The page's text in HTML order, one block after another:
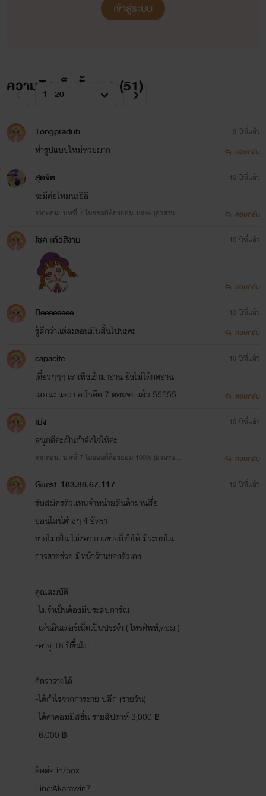
เข้าสู่ระบบ
ความคิดเห็นทั้งหมด (51)
Tongpradub
ทำรูปแบบใหม่ห่วยมาก
8 ปีที่แล้ว
ตอบกลับ
สุดจิต​
จะมีต่อไหมนะอิอิ
จากตอน: บทที่ 7 ไม่ยอมก็ต้องยอม 100% (อวสาน)
10 ปีที่แล้ว
ตอบกลับ
โชค แก้วสีงาม 10 ปีที่แล้ว
ตอบกลับ
Beeeeeeee
รู้สึกว่าแต่ละตอนมันสั้นไปนะคะ
10 ปีที่แล้ว
ตอบกลับ
capacite
เดี๋ยวๆๆๆ เราเพิ่งเข้ามาอ่าน ยังไม่ได้กดอ่าน
เลยนะ แต่ว่า อะไรคือ 7 ตอนจบแล้ว 55555
10 ปีที่แล้ว
ตอบกลับ
เม่ง
สนุกดีค่ะเป็นกำลังใจให้ค่ะ
จากตอน: บทที่ 7 ไม่ยอมก็ต้องยอม 100% (อวสาน)
10 ปีที่แล้ว
ตอบกลับ
Guest_183.88.67.117
รับสมัครตัวแทนจำหน่ายสินค้าผ่านสื่อ
ออนไลน์ต่างๆ 4 อัตรา
ขายไม่เป็น ไม่ชอบการขายก็ทำได้ มีระบบใน
การขายช่วย มีหน้าร้านของตัวเอง
คุณสมบัติ
-ไม่จำเป็นต้องมีประสบการ์ณ
-เล่นอินเตอร์เน็ตเป็นประจำ ( โทรศัพท์,คอม )
-อายุ 18 ปีขึ้นไป
อัตรารายได้
-ได้กำไรจากการขาย ปลีก (รายวัน)
-ได้ค่าคอมมิสชั่น รายสัปดาห์ 3,000 ฿
-6.000 ฿
ติดต่อ in/box
Line:Akarawin7
10 ปีที่แล้ว